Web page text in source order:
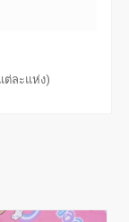
ต่ละแห่ง)